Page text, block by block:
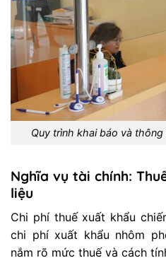
Quy trình khai báo và
Nghĩa vụ tài chính:
liệu
Chi phí thuế xuất khẩu
chi phí xuất khẩu nhôm
nắm rõ mức thuế và cách